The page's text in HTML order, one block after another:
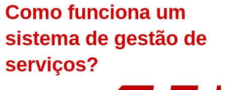
Como funciona um
sistema de gestão de
serviços?